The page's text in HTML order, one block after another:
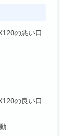
の悪い口
の良い口